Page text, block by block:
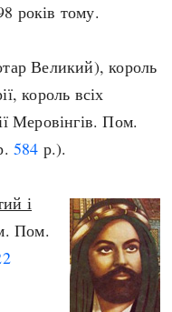
років тому.
Великий), король
король всіх
Меровінгів. Пом.
584 р.).
і
Пом.